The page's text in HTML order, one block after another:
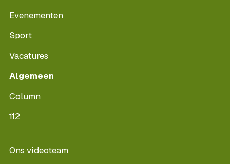
Evenementen
Sport
Vacatures
Algemeen
Column
112
Ons videoteam